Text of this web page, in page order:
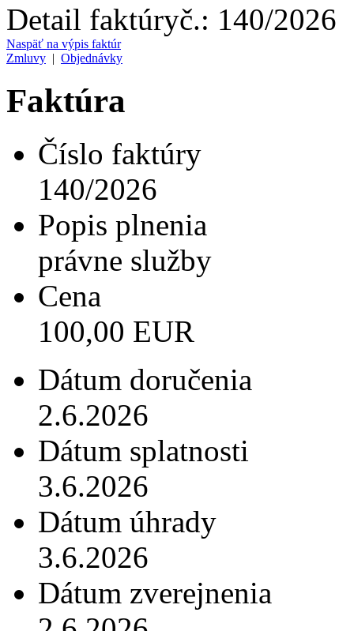
Detail faktúryč.: 140/2026
Naspäť na výpis faktúr
Zmluvy | Objednávky
Faktúra
Číslo faktúry
140/2026
Popis plnenia
právne služby
Cena
100,00 EUR
Dátum doručenia
2.6.2026
Dátum splatnosti
3.6.2026
Dátum úhrady
3.6.2026
Dátum zverejnenia